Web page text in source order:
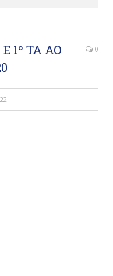
1º TA AO
0